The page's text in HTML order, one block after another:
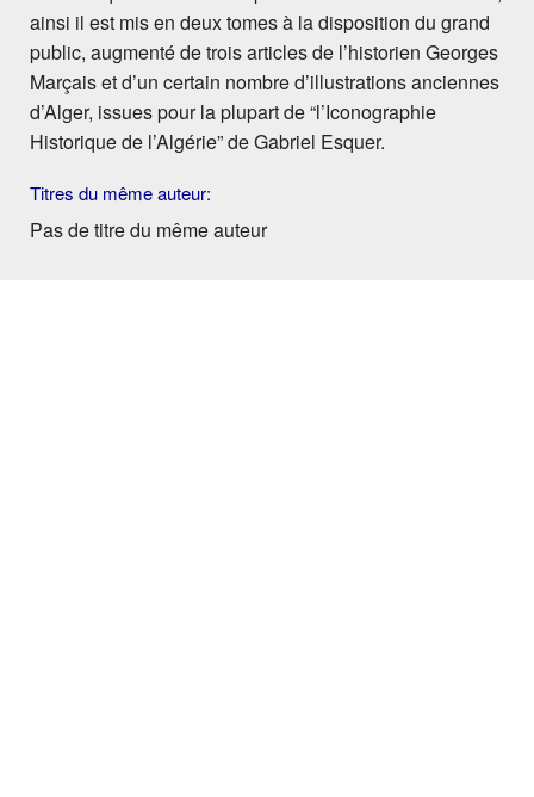
ainsi il est mis en deux tomes à la disposition du grand
public, augmenté de trois articles de l’historien Georges
Marçais et d’un certain nombre d’illustrations anciennes
d’Alger, issues pour la plupart de “l’Iconographie
Historique de l’Algérie” de Gabriel Esquer.
Titres du même auteur:
Pas de titre du même auteur